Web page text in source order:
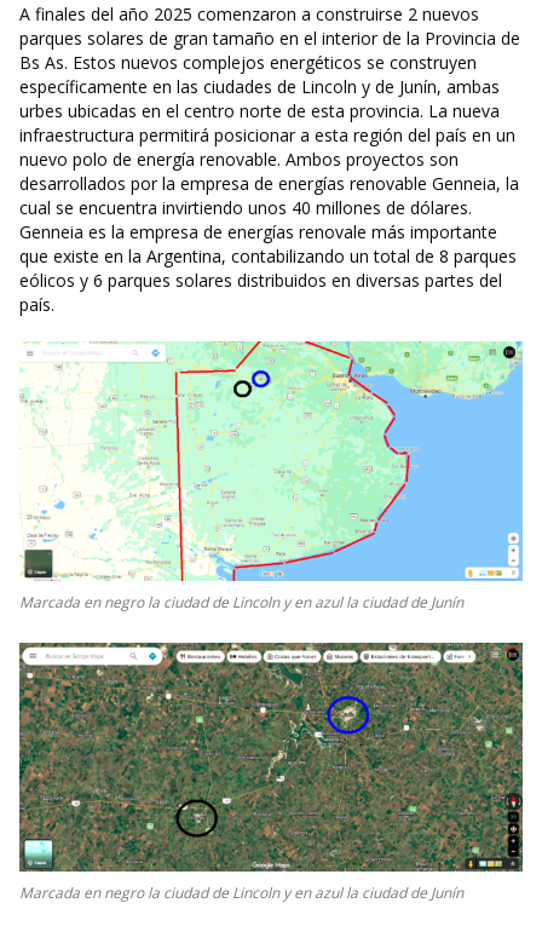
A finales del año 2025 comenzaron a construirse 2 nuevos
parques solares de gran tamaño en el interior de la Provincia de
Bs As. Estos nuevos complejos energéticos se construyen
específicamente en las ciudades de Lincoln y de Junín, ambas
urbes ubicadas en el centro norte de esta provincia. La nueva
infraestructura permitirá posicionar a esta región del país en un
nuevo polo de energía renovable. Ambos proyectos son
desarrollados por la empresa de energías renovable Genneia, la
cual se encuentra invirtiendo unos 40 millones de dólares.
Genneia es la empresa de energías renovale más importante
que existe en la Argentina, contabilizando un total de 8 parques
eólicos y 6 parques solares distribuidos en diversas partes del
país.
Marcada en negro la ciudad de Lincoln y en azul la ciudad de Junín
Marcada en negro la ciudad de Lincoln y en azul la ciudad de Junín